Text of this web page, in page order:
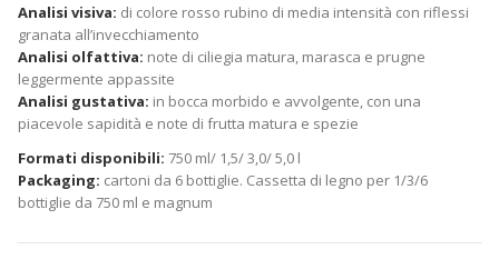
Analisi visiva: di colore rosso rubino di media intensità con riflessi
granata allʼinvecchiamento
Analisi olfattiva: note di ciliegia matura, marasca e prugne
leggermente appassite
Analisi gustativa: in bocca morbido e avvolgente, con una
piacevole sapidità e note di frutta matura e spezie
Formati disponibili: 750 ml/ 1,5/ 3,0/ 5,0 l
Packaging: cartoni da 6 bottiglie. Cassetta di legno per 1/3/6
bottiglie da 750 ml e magnum